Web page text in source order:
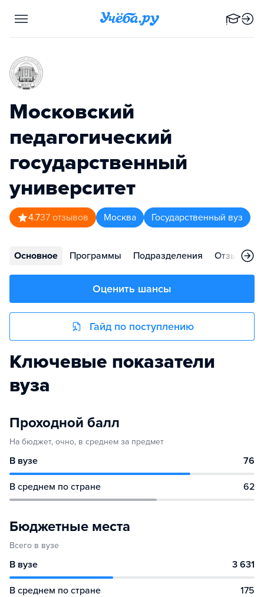
Московский
педагогический
государственный
университет
4.737 отзывов Москва Государственный вуз
Основное Программы Подразделения Отзывы
Оценить шансы
Гайд по поступлению
Ключевые показатели
вуза
Проходной балл
На бюджет, очно, в среднем за предмет
В вузе 76
В среднем по стране 62
Бюджетные места
Всего в вузе
В вузе 3 631
В среднем по стране 175